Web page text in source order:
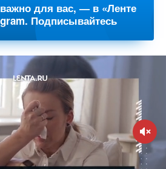
для вас, — в «Ленте
Подписывайтесь